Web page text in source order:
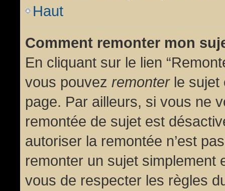
Haut
Comment remonter mon
En cliquant sur le lien
vous pouvez remonterle sujet
page. Par ailleurs, si vous ne
remontée de sujet est
autoriser la remontée n’est
remonter un sujet simplement
vous de respecter les règles